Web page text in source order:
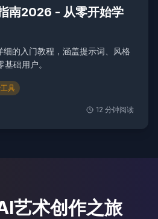
南2026 - 从零开始学
细的入门教程，涵盖提示词、风格
础用户。
具
12 分钟阅读
艺术创作之旅